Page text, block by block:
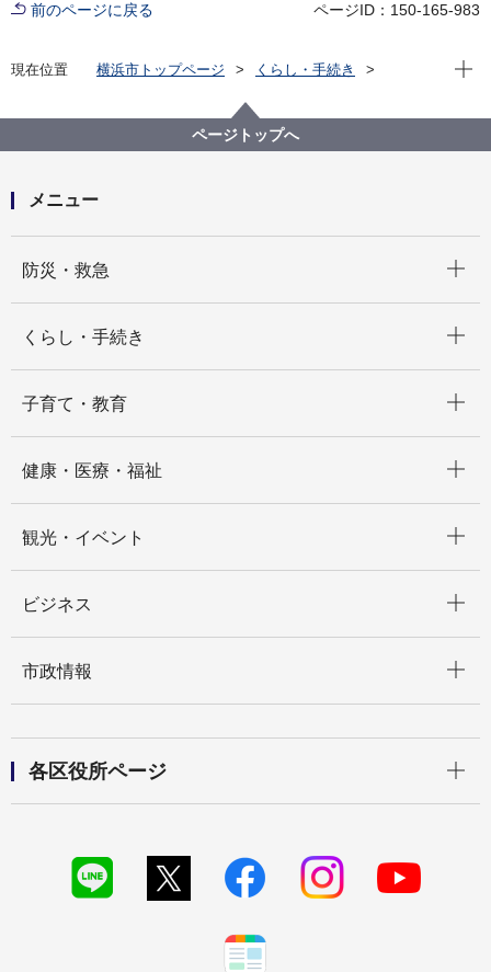
前のページに戻る ページID：150-165-983
現在位置 横浜市トップページ
くらし・手続き
事業中路線
羽沢池辺線（羽沢・菅田地区）
現在
ページトップへ
メニュー
防災・救急
くらし・手続き
子育て・教育
健康・医療・福祉
観光・イベント
ビジネス
市政情報
各区役所ページ